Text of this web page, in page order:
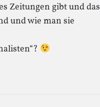
Zeitungen gibt und das
und wie man sie